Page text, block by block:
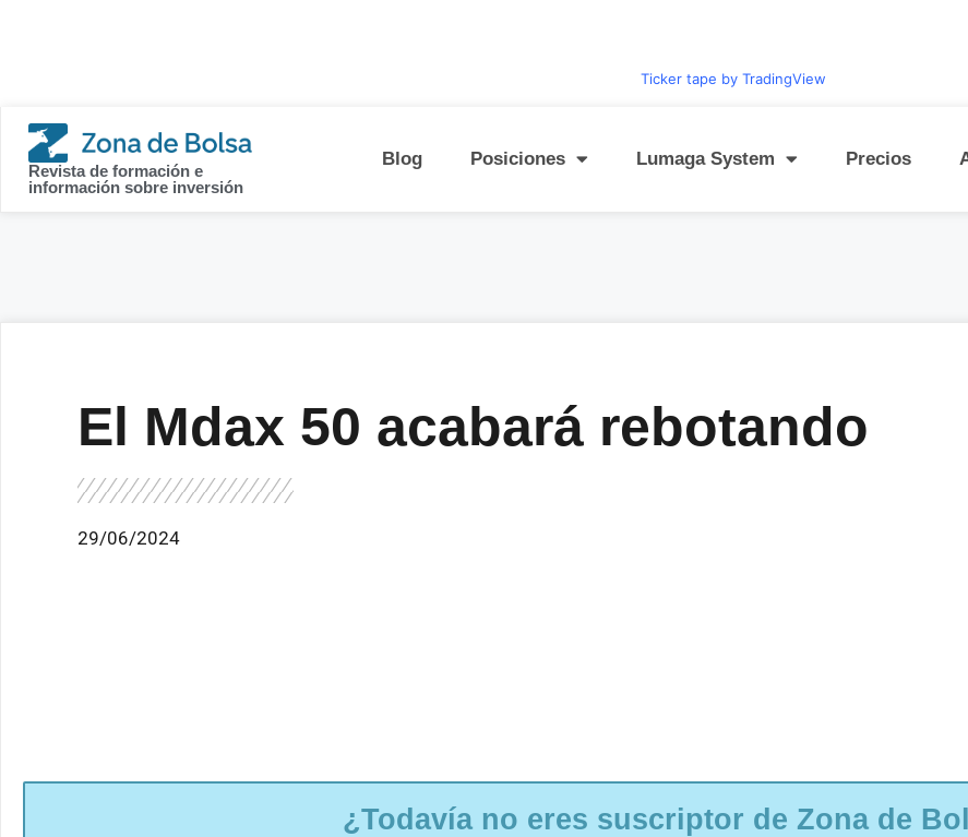
Ticker tape by TradingView
Revista de formación e
información sobre inversión
Blog Posiciones Lumaga System Precios
El Mdax 50 acabará rebotando
29/06/2024
¿Todavía no eres suscriptor de Zona de